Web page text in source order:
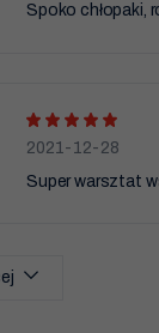
Spoko chłopaki,
2021-12-28
Super warsztat
zachowania
spersonalizowanych
treści i ofert.